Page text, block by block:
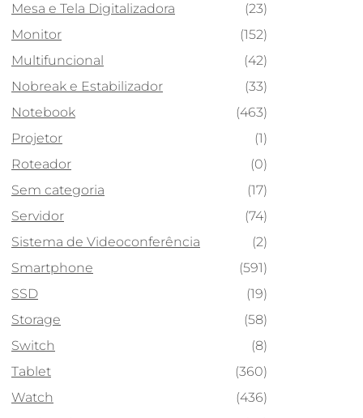
Mesa e Tela Digitalizadora
(23)
Monitor
(152)
Multifuncional
(42)
Nobreak e Estabilizador
(33)
Notebook
(463)
Projetor
(1)
Roteador
(0)
Sem categoria
(17)
Servidor
(74)
Sistema de Videoconferência
(2)
Smartphone
(591)
SSD
(19)
Storage
(58)
Switch
(8)
Tablet
(360)
Watch
(436)